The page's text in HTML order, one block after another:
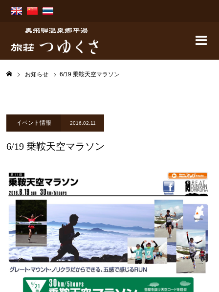
お知らせ 6/19 乗鞍天空マラソン
イベント情報 2016.02.11
6/19 乗鞍天空マラソン